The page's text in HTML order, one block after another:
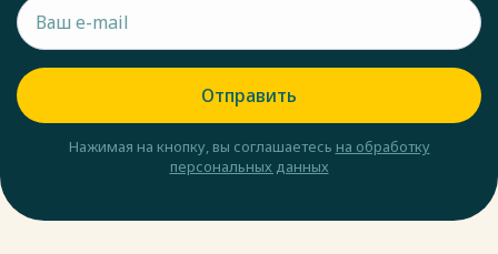
Отправить
Нажимая на кнопку, вы соглашаетесь на обработку
персональных данных